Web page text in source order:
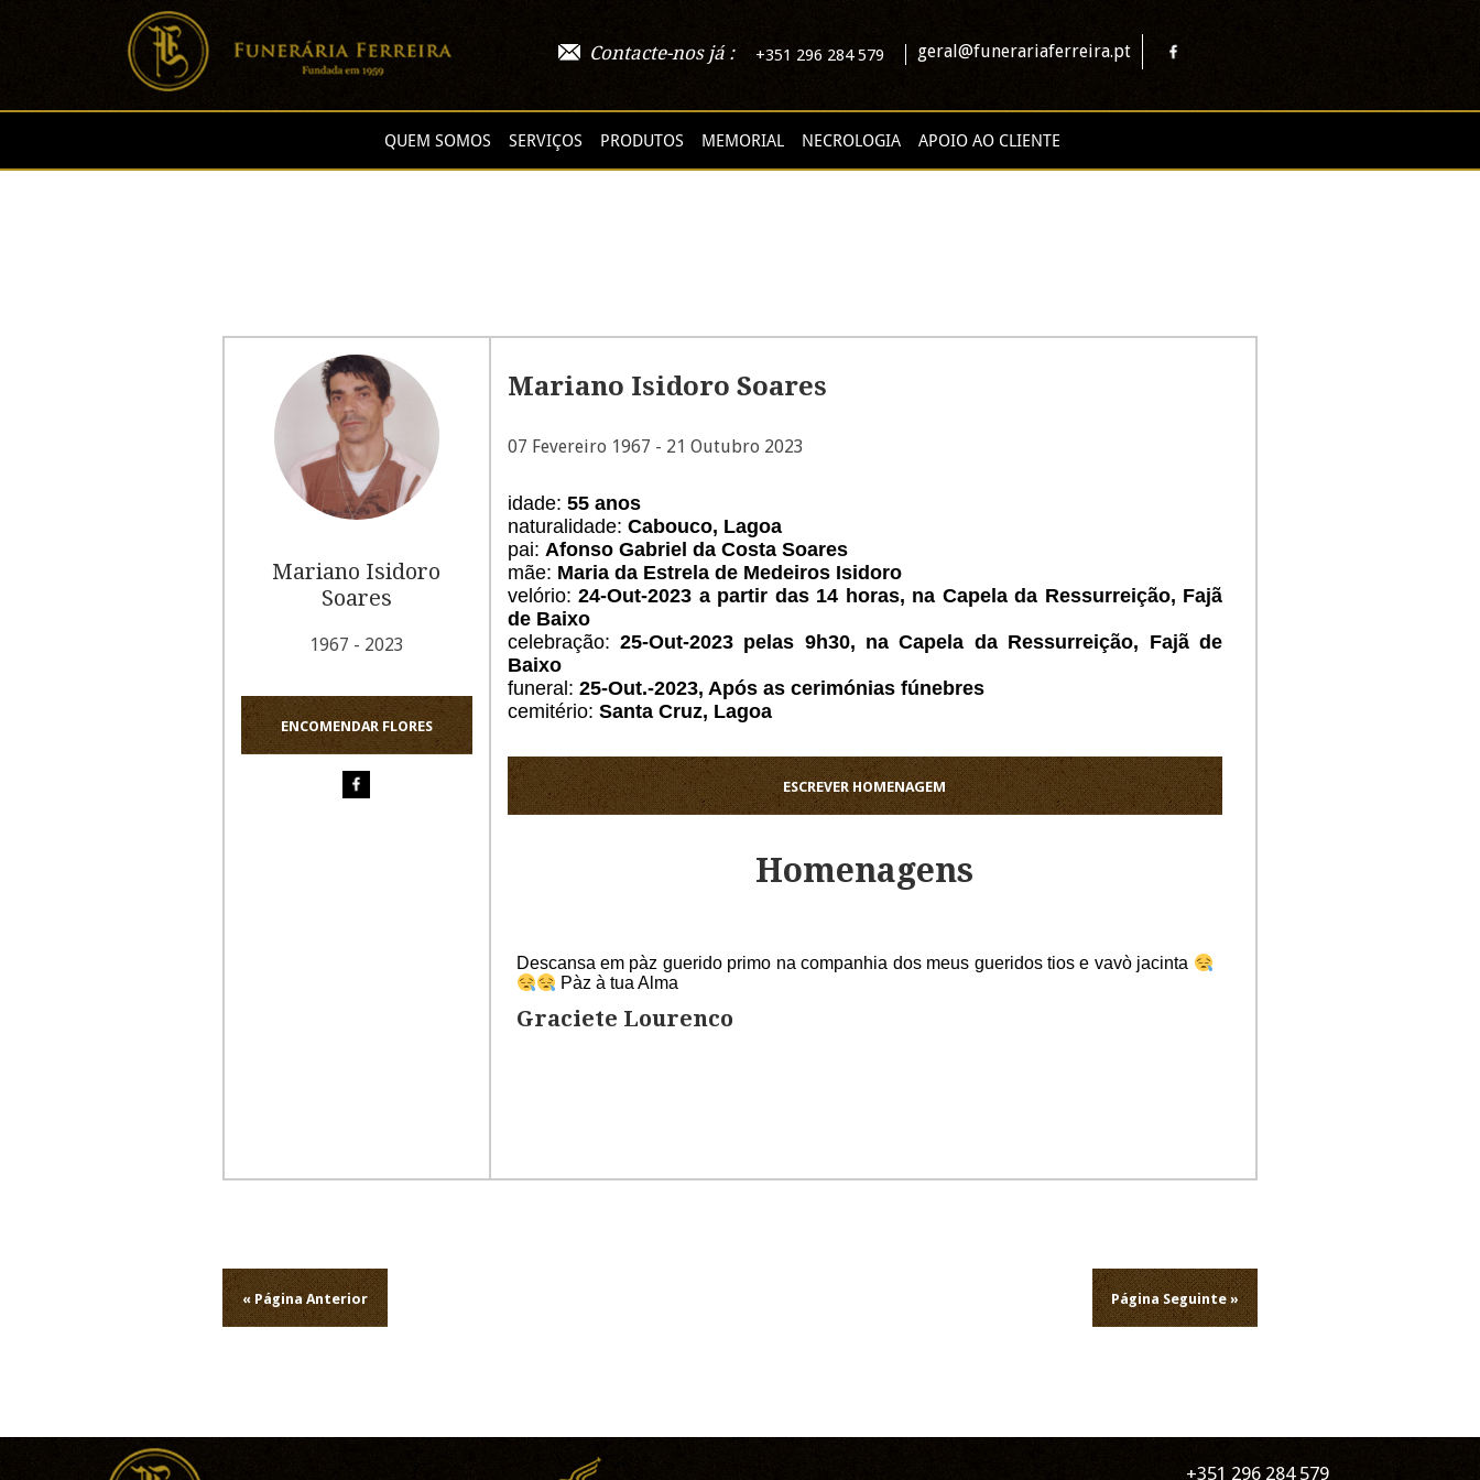
Contacte-nos já : +351 296 284 579 geral@funerariaferreira.pt
QUEM SOMOS SERVIÇOS PRODUTOS MEMORIAL NECROLOGIA APOIO AO CLIENTE
Mariano Isidoro
Soares
1967 - 2023
ENCOMENDAR FLORES
Mariano Isidoro Soares
07 Fevereiro 1967 - 21 Outubro 2023
idade: 55 anos
naturalidade: Cabouco, Lagoa
pai: Afonso Gabriel da Costa Soares
mãe: Maria da Estrela de Medeiros Isidoro
velório: 24-Out-2023 a partir das 14 horas, na Capela da Ressurreição, Fajã
de Baixo
celebração: 25-Out-2023 pelas 9h30, na Capela da Ressurreição, Fajã de
Baixo
funeral: 25-Out.-2023, Após as cerimónias fúnebres
cemitério: Santa Cruz, Lagoa
ESCREVER HOMENAGEM
Homenagens
Descansa em pàz guerido primo na companhia dos meus gueridos tios e vavò jacinta
Pàz à tua Alma
Graciete Lourenco
de
artigos
Página Seguinte »
« Página Anterior
+351 296 284 579